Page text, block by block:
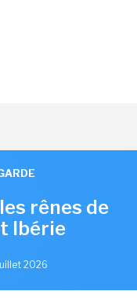
rênes de
Ibérie
2026